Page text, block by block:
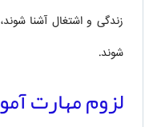
زندگی و اشتغال آشنا
شوند.
لزوم مهارت